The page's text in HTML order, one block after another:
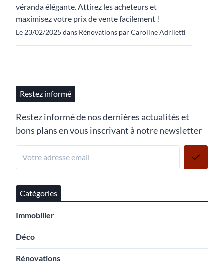
véranda élégante. Attirez les acheteurs et
maximisez votre prix de vente facilement !
Le 23/02/2025 dans Rénovations par Caroline Adriletti
Restez informé
Restez informé de nos dernières actualités et
bons plans en vous inscrivant à notre newsletter
Catégories
Immobilier
Déco
Rénovations